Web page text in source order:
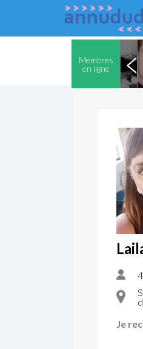
Membres
en ligne
Je